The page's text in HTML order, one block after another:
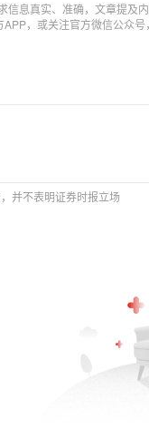
信息真实、准确，文章提及
APP，或关注官方微信公众
并不表明证券时报立场